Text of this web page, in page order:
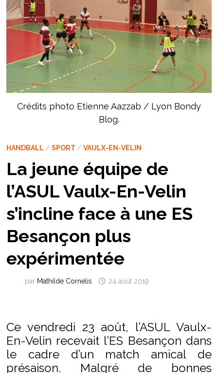
Crédits photo Etienne Aazzab / Lyon Bondy
Blog.
HANDBALL / SPORT / VAULX-EN-VELIN
La jeune équipe de
l’ASUL Vaulx-En-Velin
s’incline face à une ES
Besançon plus
expérimentée
par Mathilde Cornelis 24 août 2019
Ce vendredi 23 août, l’ASUL Vaulx-
En-Velin recevait l’ES Besançon dans
le cadre d’un match amical de
présaison. Malgré de bonnes